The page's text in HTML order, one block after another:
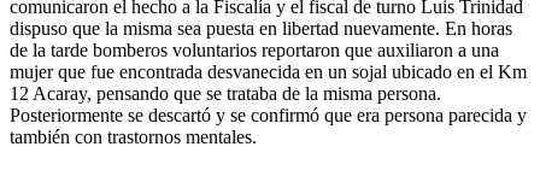
comunicaron el hecho a la Fiscalía y el fiscal de turno Luis Trinidad
dispuso que la misma sea puesta en libertad nuevamente. En horas
de la tarde bomberos voluntarios reportaron que auxiliaron a una
mujer que fue encontrada desvanecida en un sojal ubicado en el Km
12 Acaray, pensando que se trataba de la misma persona.
Posteriormente se descartó y se confirmó que era persona parecida y
también con trastornos mentales.